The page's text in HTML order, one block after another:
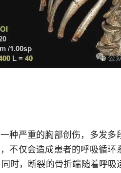
种严重的胸部创伤，多发
不仅会造成患者的呼吸循
时，断裂的骨折端随着呼